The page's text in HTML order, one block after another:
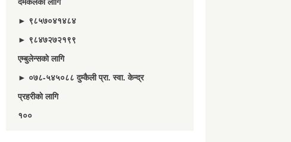
► ९८५७०४१४८४
► ९८४७२७२१९९
एम्बुलेन्सकाे लागि
► ०७८-५४५०८८ दुम्कैली प्रा. स्वा. केन्द्र
प्रहरीकाे लागि
१००